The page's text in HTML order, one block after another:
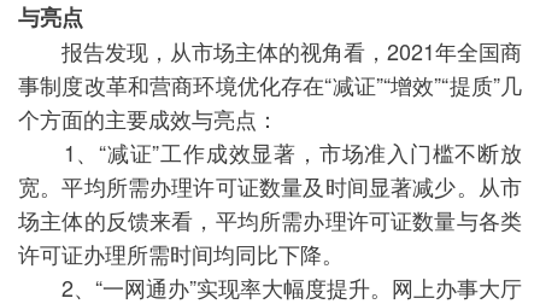
与亮点
报告发现，从市场主体的视角看，2021年全国商
事制度改革和营商环境优化存在“减证”“增效”“提质”几
个方面的主要成效与亮点：
1、“减证”工作成效显著，市场准入门槛不断放
宽。平均所需办理许可证数量及时间显著减少。从市
场主体的反馈来看，平均所需办理许可证数量与各类
许可证办理所需时间均同比下降。
2、“一网通办”实现率大幅度提升。网上办事大厅